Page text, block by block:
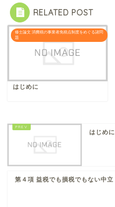
RELATED POST
修士論文 消費税の事業者免税点制度をめぐる諸問
題
はじめに
はじめに
第４項 益税でも損税でもない中立